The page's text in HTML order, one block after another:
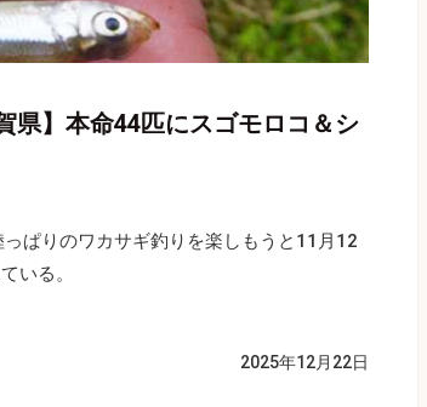
県】本命44匹にスゴモロコ＆シ
ぱりのワカサギ釣りを楽しもうと11月12
いる。
2025年12月22日